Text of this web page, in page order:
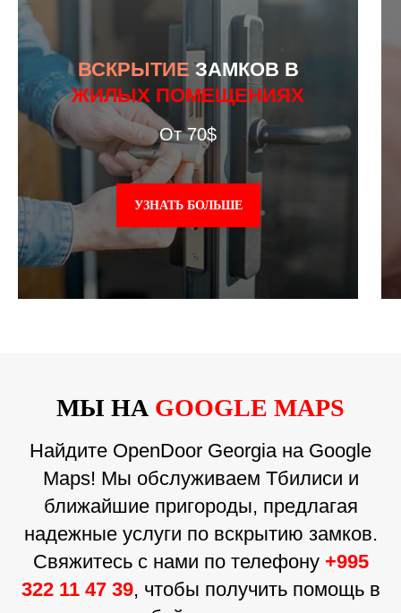
ВСКРЫТИЕЗАМКОВ В
ЖИЛЫХ ПОМЕЩЕНИЯХ
От 70$
УЗНАТЬ БОЛЬШЕ
МЫ НА GOOGLE MAPS
Найдите OpenDoor Georgia на Google
Maps! Мы обслуживаем Тбилиси и
ближайшие пригороды, предлагая
надежные услуги по вскрытию замков.
Свяжитесь с нами по телефону +995
322 11 47 39, чтобы получить помощь в